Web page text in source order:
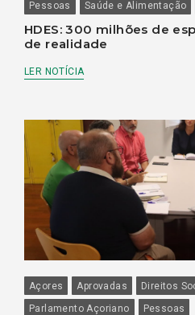
Pessoas Saúde e Alimentação
HDES: 300 milhões de
de realidade
LER NOTÍCIA
Açores Aprovadas Direitos
Parlamento Açoriano
Pessoas